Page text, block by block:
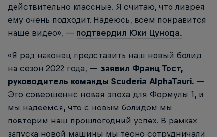
действительно классные. Я считаю, что ливрея
ему очень подходит. Надеюсь, всем понравится
наше видео», — подтвердил Юки Цунода.
«Я рад наконец представить наш новый болид
на сезон 2022 года, — заявил Франц Тост,
руководитель команды Scuderia AlphaTauri. —
Это совершенно новая эпоха для Формулы 1, и
мы надеемся, что с новым болидом мы
повторим наш прошлогодний успех. В рамках
запуска новой машины мы тесно сотрудничали